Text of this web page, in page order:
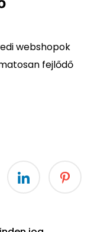
webshopok
fejlődő